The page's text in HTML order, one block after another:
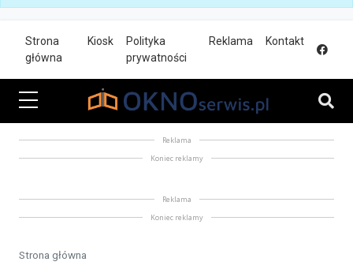
Strona
główna
Kiosk
Polityka
prywatności
Reklama Kontakt
Reklama
Koniec reklamy
Reklama
Koniec reklamy
Strona główna